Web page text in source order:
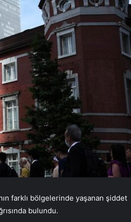
farklı bölgelerinde yaşanan şiddet
bulundu.